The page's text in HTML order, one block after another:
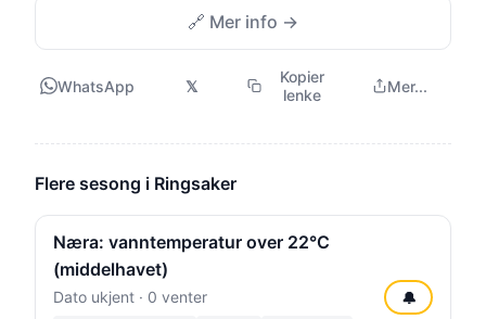
🔗 Mer info →
WhatsApp 𝕏
Kopier
lenke
Mer...
Flere sesong i Ringsaker
Næra: vanntemperatur over 22°C
(middelhavet)
Dato ukjent · 0 venter 🔔